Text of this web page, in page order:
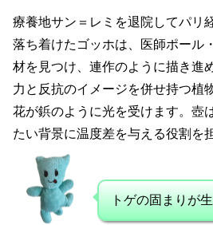
療養地サン＝レミを退院してパリ
落ち着けたゴッホは、医師ポール
材を見つけ、連作のように描き進
力と反抗のイメージを併せ持つ植
花が鋲のように光を受けます。壺
たい背景に温度差を与える役割を
トゲの固まりが